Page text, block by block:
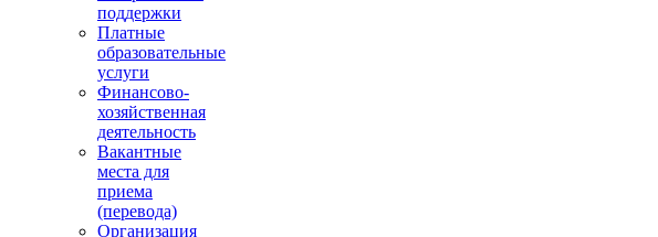
поддержки
Платные
образовательные
услуги
Финансово-
хозяйственная
деятельность
Вакантные
места для
приема
(перевода)
Организация